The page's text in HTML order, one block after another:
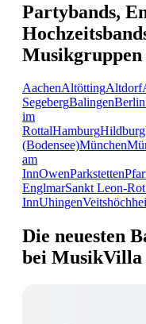
Partybands,
AachenAltöttingAltdorf
SegebergBalingenBerlin
im
RottalHamburg
(Bodensee)München
am
InnOwenParkstetten
EnglmarSankt Leon-Rot
InnUhingen
Die neuesten
bei MusikVilla